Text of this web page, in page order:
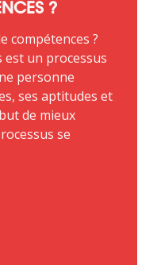
?
compétences ?
est un processus
personne
ses aptitudes et
de mieux
se